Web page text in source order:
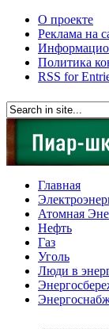
О проекте
Реклама на
Политика
RSS for
Главная
Атомная
Нефть
Газ
Уголь
Люди в